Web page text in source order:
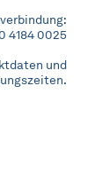
4184 0025
und